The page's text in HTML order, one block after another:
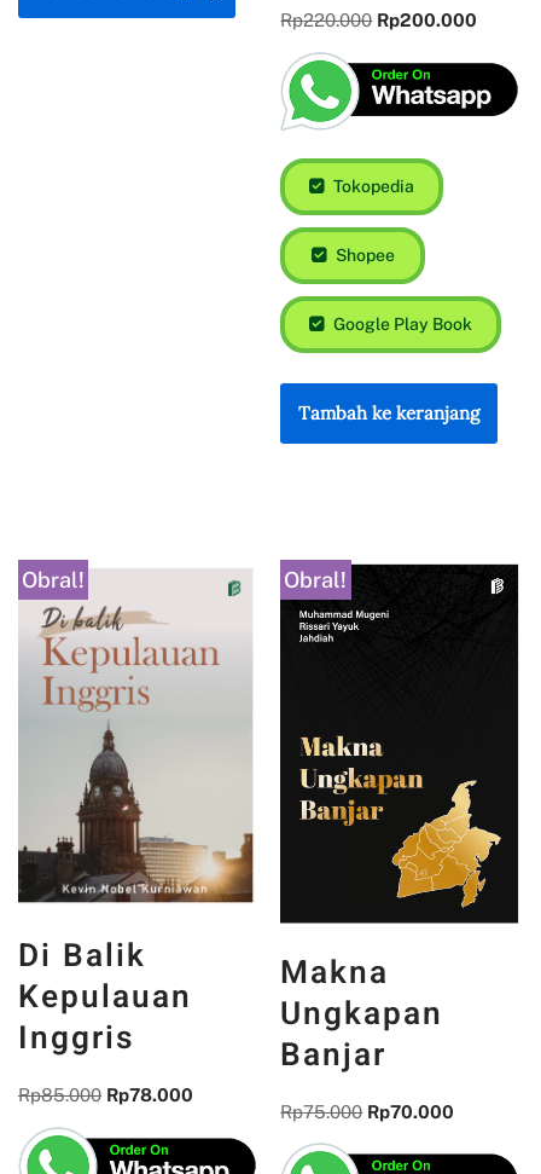
Rp220.000 Rp200.000
Tokopedia
Shopee
Google Play Book
Tambah ke keranjang
Obral!
Di Balik
Kepulauan
Inggris
Rp85.000 Rp78.000
Obral!
Makna
Ungkapan
Banjar
Rp75.000 Rp70.000